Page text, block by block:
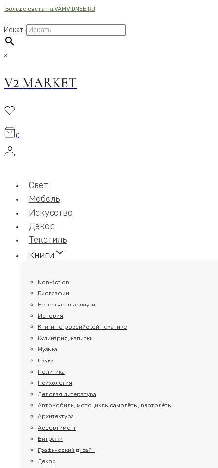
Перейти
содержимому
Больше света на VAMVIDNEE.RU
Искать
×
V2 MARKET
0
Свет
Мебель
Искусство
Декор
Текстиль
Книги
Non-fiction
Биографии
Естественные науки
История
Книги по российской тематике
Кулинария, напитки
Музыка
Наука
Политика
Психология
Деловая литература
Автомобили, мотоциклы самолёты, вертолёты
Архитектура
Ассортимент
Витражи
Графический дизайн
Декор